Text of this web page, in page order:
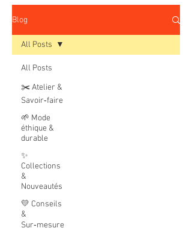
Blog
All Posts
✂️ Atelier &
Savoir‑faire
🌱 Mode
éthique &
durable
✨
Collections
&
Nouveautés
💛 Conseils
&
Sur‑mesure
All Posts